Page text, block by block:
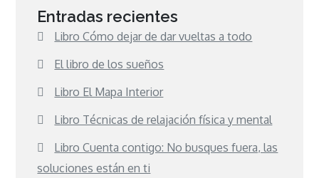
Entradas recientes
Libro Cómo dejar de dar vueltas a todo
El libro de los sueños
Libro El Mapa Interior
Libro Técnicas de relajación física y mental
Libro Cuenta contigo: No busques fuera, las
soluciones están en ti